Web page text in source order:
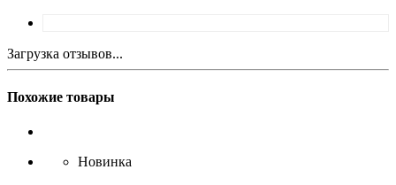
Загрузка отзывов...
Похожие товары
Новинка